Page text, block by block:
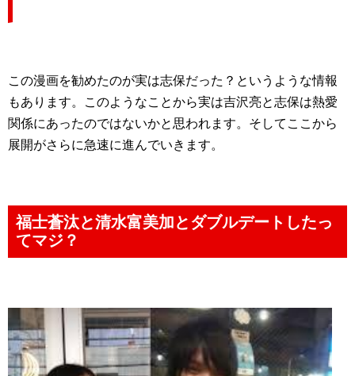
この漫画を勧めたのが実は志保だった？というような情報
もあります。このようなことから実は吉沢亮と志保は熱愛
関係にあったのではないかと思われます。そしてここから
展開がさらに急速に進んでいきます。
福士蒼汰と清水富美加とダブルデートしたっ
てマジ？